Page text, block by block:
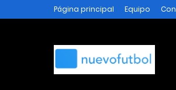
Página principal Equipo